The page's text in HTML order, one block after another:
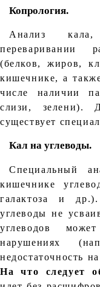
Копрология.
Анализ
переваривании
(белков, жиров,
кишечнике, а
числе наличии
слизи, зелени).
существует
Кал на углеводы.
Специальный
кишечнике
галактоза и
углеводы не
углеводов
нарушениях
недостаточность
На что следует